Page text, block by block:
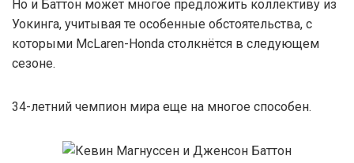
Но и Баттон может многое предложить коллективу из
Уокинга, учитывая те особенные обстоятельства, с
которыми McLaren-Honda столкнётся в следующем
сезоне.
34-летний чемпион мира еще на многое способен.